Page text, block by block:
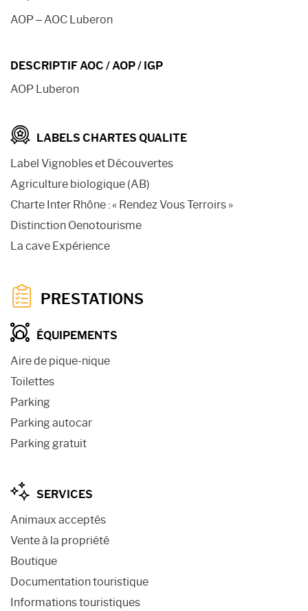
AOP – AOC Luberon
DESCRIPTIF AOC / AOP / IGP
AOP Luberon
LABELS CHARTES QUALITE
Label Vignobles et Découvertes
Agriculture biologique (AB)
Charte Inter Rhône : « Rendez Vous Terroirs »
Distinction Oenotourisme
La cave Expérience
PRESTATIONS
ÉQUIPEMENTS
Aire de pique-nique
Toilettes
Parking
Parking autocar
Parking gratuit
SERVICES
Animaux acceptés
Vente à la propriété
Boutique
Documentation touristique
Informations touristiques